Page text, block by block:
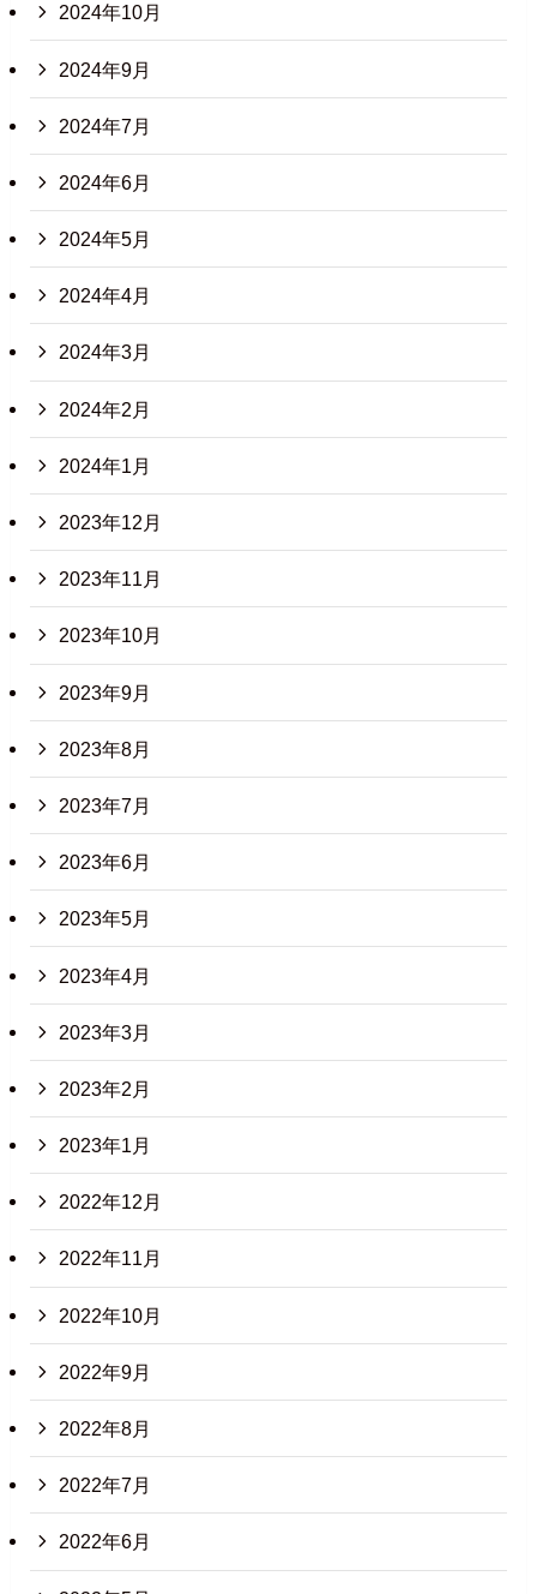
2024年10月
2024年9月
2024年7月
2024年6月
2024年5月
2024年4月
2024年3月
2024年2月
2024年1月
2023年12月
2023年11月
2023年10月
2023年9月
2023年8月
2023年7月
2023年6月
2023年5月
2023年4月
2023年3月
2023年2月
2023年1月
2022年12月
2022年11月
2022年10月
2022年9月
2022年8月
2022年7月
2022年6月